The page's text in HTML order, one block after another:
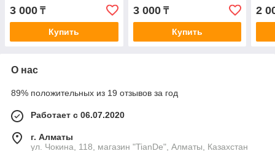
3 000 ₸
Купить
3 000₸
Купить
2
О нас
89% положительных из 19 отзывов за год
Работает с 06.07.2020
г. Алматы
ул. Чокина, 118, магазин "TianDe", Алматы, Казахстан